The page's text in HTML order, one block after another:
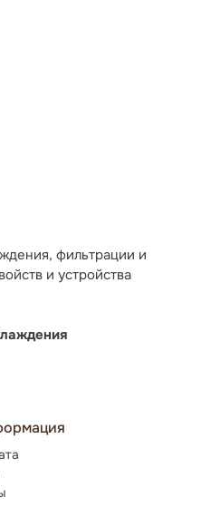
фильтрации и
и устройства